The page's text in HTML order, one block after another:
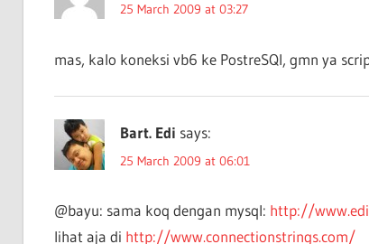
25 March 2009 at 03:27
mas, kalo koneksi vb6 ke PostreSQl, gmn ya
Bart. Edi says:
25 March 2009 at 06:01
@bayu: sama koq dengan mysql: http://
lihat aja di http://www.connectionstrings.com/